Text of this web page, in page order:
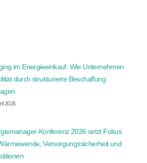
im Energieeinkauf: Wie Unternehmen
durch strukturierte Beschaffung
2026
Konferenz 2026 setzt Fokus
Versorgungssicherheit und